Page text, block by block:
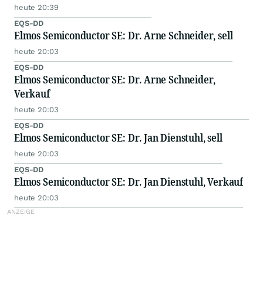
heute 20:39
EQS-DD
Elmos Semiconductor SE: Dr. Arne Schneider, sell
heute 20:03
EQS-DD
Elmos Semiconductor SE: Dr. Arne Schneider,
Verkauf
heute 20:03
EQS-DD
Elmos Semiconductor SE: Dr. Jan Dienstuhl, sell
heute 20:03
EQS-DD
Elmos Semiconductor SE: Dr. Jan Dienstuhl, Verkauf
heute 20:03